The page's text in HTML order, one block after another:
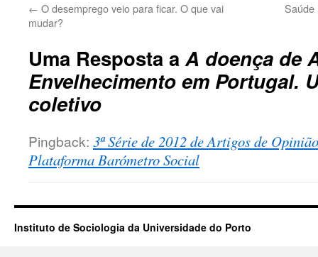
← O desemprego veio para ficar. O que vai
mudar?
Uma Resposta aA doença de
Envelhecimento em Portugal.
coletivo
Pingback: 3ª Série de 2012 de Artigos de
Plataforma Barómetro Social
Instituto de Sociologia da Universidade do Porto